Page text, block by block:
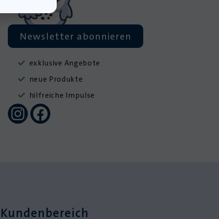
Newsletter abonnieren
exklusive Angebote
neue Produkte
hilfreiche Impulse
Kundenbereich